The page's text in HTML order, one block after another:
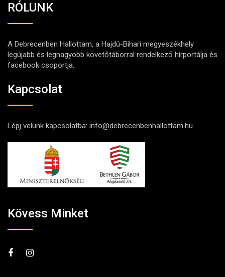
RÓLUNK
A Debrecenben Hallottam, a Hajdú-Bihari megyeszékhely
legújabb és legnagyobb követőtáborral rendelkező hírportálja és
facebook csoportja.
Kapcsolat
Lépj velünk kapcsolatba: info@debrecenbenhallottam.hu
Kövess Minket